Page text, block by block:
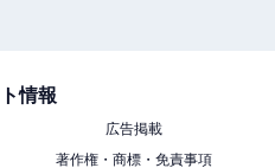
情報
広告掲載
著作権・商標・免責事項